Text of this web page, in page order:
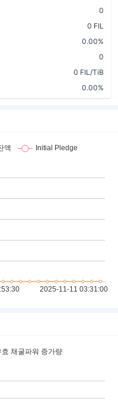
0
0 FIL
0.00%
0
0 FIL/TiB
0.00%